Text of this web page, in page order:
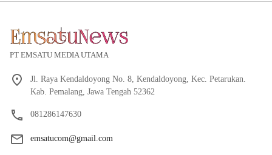
PT EMSATU MEDIA UTAMA
Jl. Raya Kendaldoyong No. 8, Kendaldoyong, Kec. Petarukan.
Kab. Pemalang, Jawa Tengah 52362
081286147630
emsatucom@gmail.com